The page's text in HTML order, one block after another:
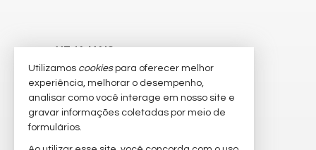
VEJA MAIS
receba nosso newsletter
cadastre seu imóvel
imóveis favoritos
Utilizamos cookiespara oferecer melhor
experiência, melhorar o desempenho,
analisar como você interage em nosso site e
gravar informações coletadas por meio de
formulários.